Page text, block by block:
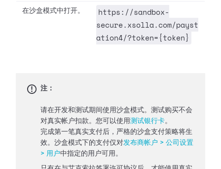
在沙盒模式中打开。
https://sandbox-
secure.xsolla.com/payst
ation4/?token={token}
注：
请在开发和测试期间使用沙盒模式。测试购买不会
对真实帐户扣款。您可以使用测试银行卡。
完成第一笔真实支付后，严格的沙盒支付策略将生
效。沙盒模式下的支付仅对发布商帐户 > 公司设置
> 用户中指定的用户可用。